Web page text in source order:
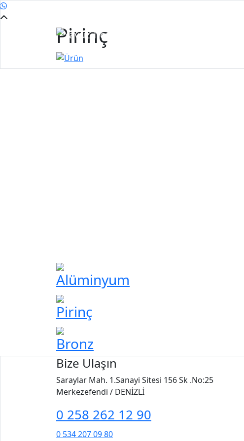
Pirinç
Alüminyum
Pirinç
Bronz
Bize Ulaşın
Saraylar Mah. 1.Sanayi Sitesi 156 Sk .No:25
Merkezefendi / DENİZLİ
0 258 262 12 90
0 534 207 09 80